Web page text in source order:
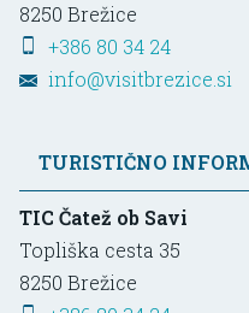
8250 Brežice
+386 80 34 24
info@visitbrezice.si
TURISTIČNO
TIC Čatež ob Savi
Topliška cesta 35
8250 Brežice